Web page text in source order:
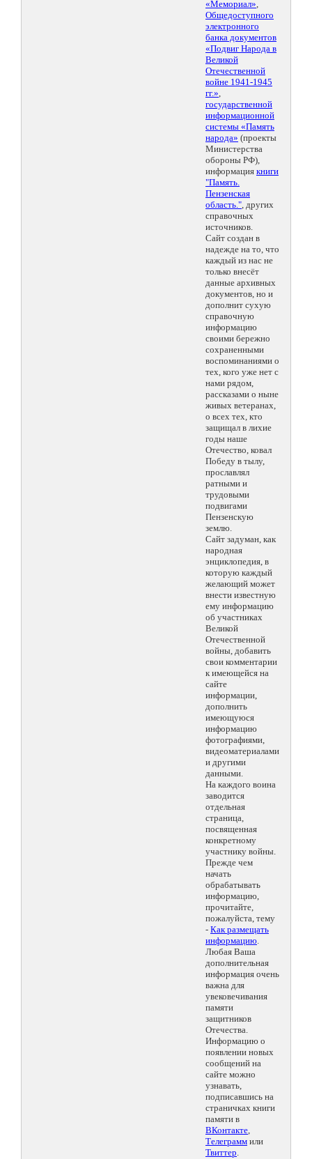
«Мемориал»,
Общедоступного
электронного
банка документов
«Подвиг Народа в
Великой
Отечественной
войне 1941-1945
гг.»,
государственной
информационной
системы «Память
народа» (проекты
Министерства
обороны РФ),
информация книги
"Память.
Пензенская
область.", других
справочных
источников.
Сайт создан в
надежде на то, что
каждый из нас не
только внесёт
данные архивных
документов, но и
дополнит сухую
справочную
информацию
своими бережно
сохраненными
воспоминаниями о
тех, кого уже нет с
нами рядом,
рассказами о ныне
живых ветеранах,
о всех тех, кто
защищал в лихие
годы наше
Отечество, ковал
Победу в тылу,
прославлял
ратными и
трудовыми
подвигами
Пензенскую
землю.
Сайт задуман, как
народная
энциклопедия, в
которую каждый
желающий может
внести известную
ему информацию
об участниках
Великой
Отечественной
войны, добавить
свои комментарии
к имеющейся на
сайте
информации,
дополнить
имеющуюся
информацию
фотографиями,
видеоматериалами
и другими
данными.
На каждого воина
заводится
отдельная
страница,
посвященная
конкретному
участнику войны.
Прежде чем
начать
обрабатывать
информацию,
прочитайте,
пожалуйста, тему
- Как размещать
информацию.
Любая Ваша
дополнительная
информация очень
важна для
увековечивания
памяти
защитников
Отечества.
Информацию о
появлении новых
сообщений на
сайте можно
узнавать,
подписавшись на
страничках книги
памяти в
ВКонтакте,
Телеграмм или
Твиттер.